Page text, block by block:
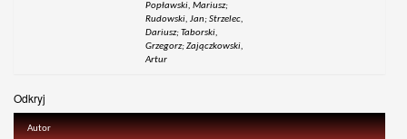
Popławski, Mariusz;
Rudowski, Jan; Strzelec,
Dariusz; Taborski,
Grzegorz; Zajączkowski,
Artur
Odkryj
Autor